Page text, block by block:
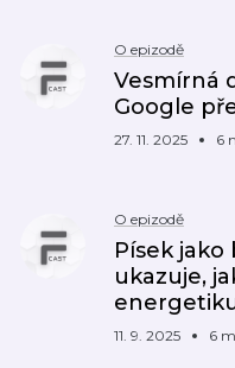
O epizodě
Vesmírná
Google
27. 11. 2025 6
O epizodě
Písek jako
ukazuje,
11. 9. 2025 6